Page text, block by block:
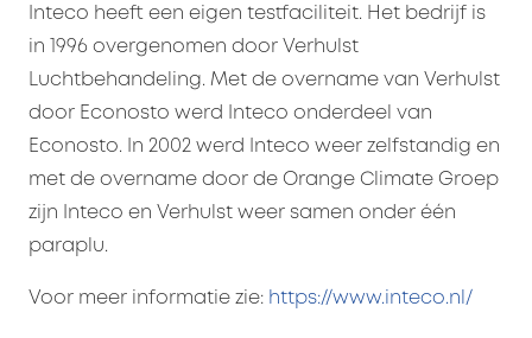
Inteco heeft een eigen testfaciliteit. Het bedrijf is
in 1996 overgenomen door Verhulst
Luchtbehandeling. Met de overname van Verhulst
door Econosto werd Inteco onderdeel van
Econosto. In 2002 werd Inteco weer zelfstandig en
met de overname door de Orange Climate Groep
zijn Inteco en Verhulst weer samen onder één
paraplu.
Voor meer informatie zie: https://www.inteco.nl/